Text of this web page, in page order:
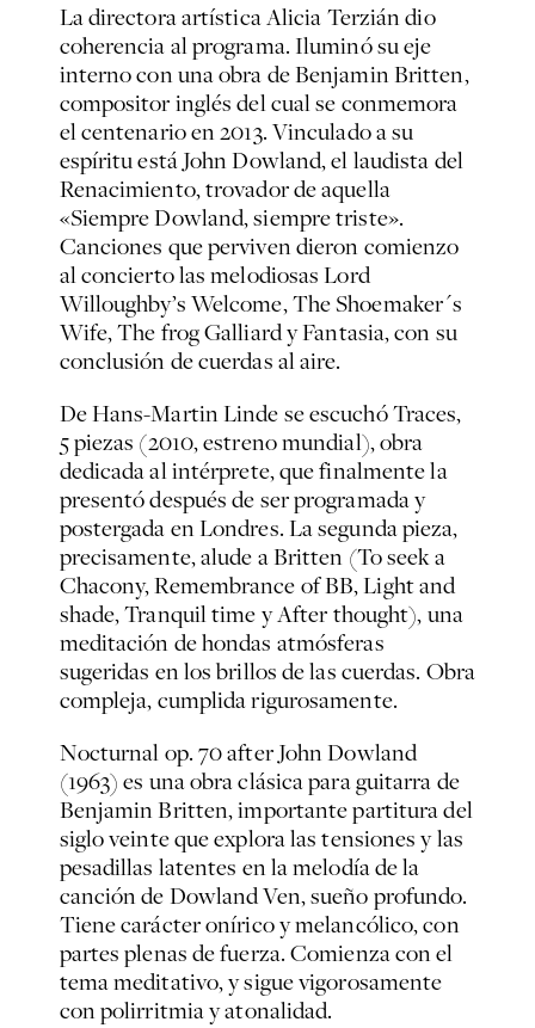
La directora artística Alicia Terzián dio
coherencia al programa. Iluminó su eje
interno con una obra de Benjamin Britten,
compositor inglés del cual se conmemora
el centenario en 2013. Vinculado a su
espíritu está John Dowland, el laudista del
Renacimiento, trovador de aquella
«Siempre Dowland, siempre triste».
Canciones que perviven dieron comienzo
al concierto las melodiosasLord
Willoughby’s Welcome,The Shoemaker´s
Wife,The frog GalliardyFantasia, con su
conclusión de cuerdas al aire.
De Hans-Martin Linde se escuchóTraces,
5 piezas (2010, estreno mundial), obra
dedicada al intérprete, que finalmente la
presentó después de ser programada y
postergada en Londres. La segunda pieza,
precisamente, alude a Britten (To seek a
Chacony,Remembrance of BB,Light and
shade,Tranquil timeyAfter thought), una
meditación de hondas atmósferas
sugeridas en los brillos de las cuerdas. Obra
compleja, cumplida rigurosamente.
Nocturnal op. 70 after John Dowland
(1963) es una obra clásica para guitarra de
Benjamin Britten, importante partitura del
siglo veinte que explora las tensiones y las
pesadillas latentes en la melodía de la
canción de DowlandVen, sueño profundo.
Tiene carácter onírico y melancólico, con
partes plenas de fuerza. Comienza con el
tema meditativo, y sigue vigorosamente
con polirritmia y atonalidad.